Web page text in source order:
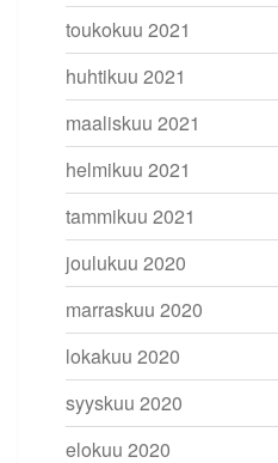
toukokuu 2021
huhtikuu 2021
maaliskuu 2021
helmikuu 2021
tammikuu 2021
joulukuu 2020
marraskuu 2020
lokakuu 2020
syyskuu 2020
elokuu 2020